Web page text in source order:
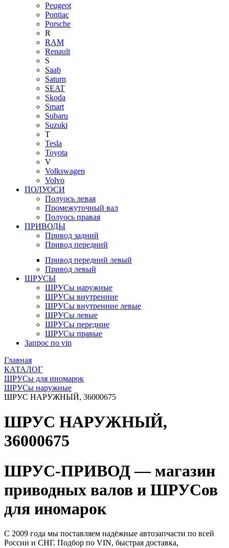
Peugeot
Pontiac
Porsche
R
RAM
Renault
S
Saab
Saturn
SEAT
Skoda
Smart
Subaru
Suzuki
T
Tesla
Toyota
V
Volkswagen
Volvo
ПОЛУОСИ
Полуось левая
Промежуточный вал
Полуось правая
ПРИВОДЫ
Привод задний
Привод передний
Привод передний левый
Привод левый
ШРУСЫ
ШРУСы наружные
ШРУСы внутренние
ШРУСы внутренние левые
ШРУСы левые
ШРУСы передние
ШРУСы правые
Запрос по vin
Главная
КАТАЛОГ
ШРУСы для иномарок
ШРУСы наружные
ШРУС НАРУЖНЫЙ, 36000675
ШРУС НАРУЖНЫЙ,
36000675
ШРУС-ПРИВОД — магазин
приводных валов и ШРУСов
для иномарок
С 2009 года мы поставляем надёжные автозапчасти по всей
России и СНГ. Подбор по VIN, быстрая доставка,